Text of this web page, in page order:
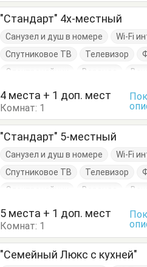
"Стандарт" 4х-местный
Санузел и душ в номере Wi-Fi
Спутниковое ТВ
Телевизор
Электрочайник
Веранда
Кровать двуспальная
4 места + 1 доп. мест
Комнат: 1
"Стандарт" 5-местный
Санузел и душ в номере Wi-Fi
Спутниковое ТВ
Телевизор
Электрочайник
Веранда
Кровать двуспальная
5 места + 1 доп. мест
Комнат: 1
"Семейный Люкс с кухней"